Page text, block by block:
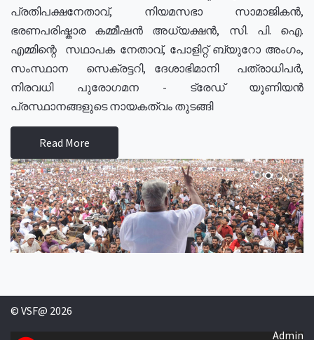
പ്രതിപക്ഷനേതാവ്, നിയമസഭാ സാമാജികൻ,
ഭരണപരിഷ്കാര കമ്മീഷൻ അധ്യക്ഷൻ, സി. പി. ഐ.
എമ്മിന്റെ സഥാപക നേതാവ്, പോളിറ്റ് ബ്യുറോ അംഗം,
സംസ്ഥാന സെക്രട്ടറി, ദേശാഭിമാനി പത്രാധിപർ,
നിരവധി പുരോഗമന - ട്രേഡ് യൂണിയൻ
പ്രസ്ഥാനങ്ങളുടെ നായകത്വം തുടങ്ങി
Read More
© VSF@ 2026
Admin